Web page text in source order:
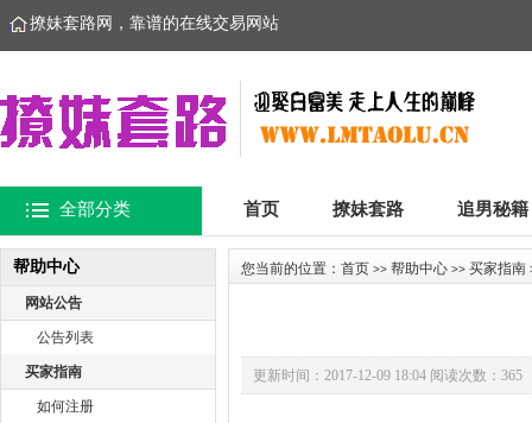
撩妹套路网，靠谱的在线交易网站
全部分类 首页 撩妹套路 追男秘籍
帮助中心
网站公告
公告列表
买家指南
如何注册
您当前的位置： 首页 >> 帮助中心 >> 买家指南
更新时间：2017-12-09 18:04 阅读次数：365